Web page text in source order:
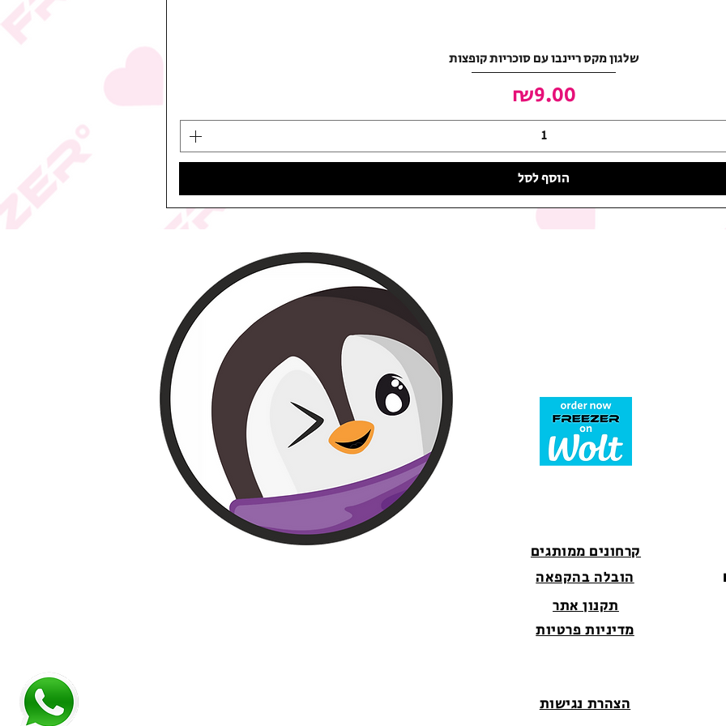
שלגון מקס ריינבו עם סוכריות קופצות
מחיר
₪9.00
הוסף לסל
קרחונים ממותגים
הובלה בהקפאה
תקנון אתר
מדיניות פרטיות
הצהרת נגישות